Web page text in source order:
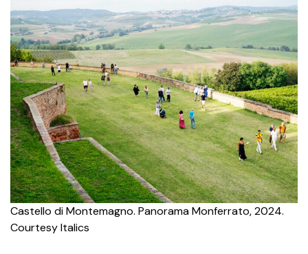
Castello di Montemagno. Panorama Monferrato, 2024.
Courtesy Italics